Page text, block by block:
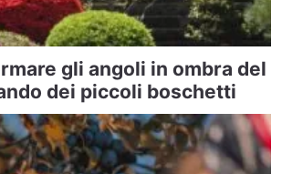
gli angoli in ombra del
dei piccoli boschetti